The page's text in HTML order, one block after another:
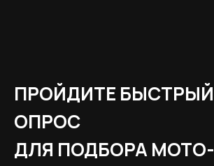
ПРОЙДИТЕ БЫСТРЫЙ
ОПРОС
ДЛЯ ПОДБОРА МОТО-